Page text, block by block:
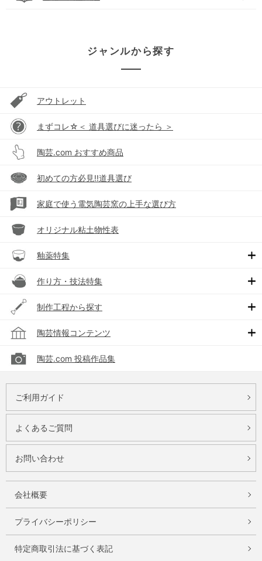
ジャンルから探す
アウトレット
まずコレ☆＜ 道具選びに迷ったら ＞
陶芸.com おすすめ商品
初めての方必見!!道具選び
家庭で使う電気陶芸窯の上手な選び方
オリジナル粘土物性表
釉薬特集
作り方・技法特集
制作工程から探す
陶芸情報コンテンツ
陶芸.com 投稿作品集
ご利用ガイド
よくあるご質問
お問い合わせ
会社概要
プライバシーポリシー
特定商取引法に基づく表記